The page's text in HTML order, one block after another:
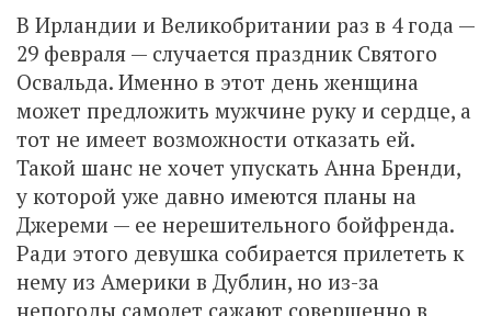
В Ирландии и Великобритании раз в 4 года —
29 февраля — случается праздник Святого
Освальда. Именно в этот день женщина
может предложить мужчине руку и сердце, а
тот не имеет возможности отказать ей.
Такой шанс не хочет упускать Анна Бренди,
у которой уже давно имеются планы на
Джереми — ее нерешительного бойфренда.
Ради этого девушка собирается прилететь к
нему из Америки в Дублин, но из-за
непогоды самолет сажают совершенно в